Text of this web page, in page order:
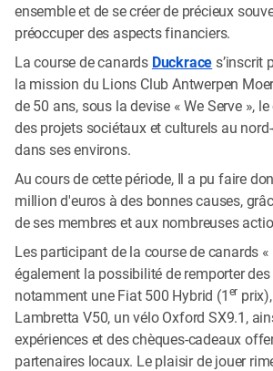
ensemble et de se créer de précieux
préoccuper des aspects financiers.
La course de canards Duckraces’inscrit
la mission du Lions Club Antwerpen
de 50 ans, sous la devise « We Serve »,
des projets sociétaux et culturels au
dans ses environs.
Au cours de cette période, Il a pu faire
million d'euros à des bonnes causes,
de ses membres et aux nombreuses
Les participant de la course de canards
également la possibilité de remporter
notamment une Fiat 500 Hybrid (1er
Lambretta V50, un vélo Oxford SX9.1,
expériences et des chèques-cadeaux
partenaires locaux. Le plaisir de jouer